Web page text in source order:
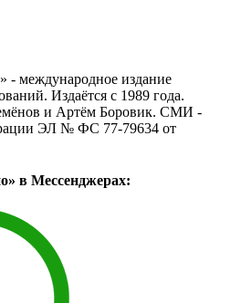
- международное издание
Издаётся с 1989 года.
и Артём Боровик. CМИ -
ЭЛ № ФС 77-79634 от
в Мессенджерах: